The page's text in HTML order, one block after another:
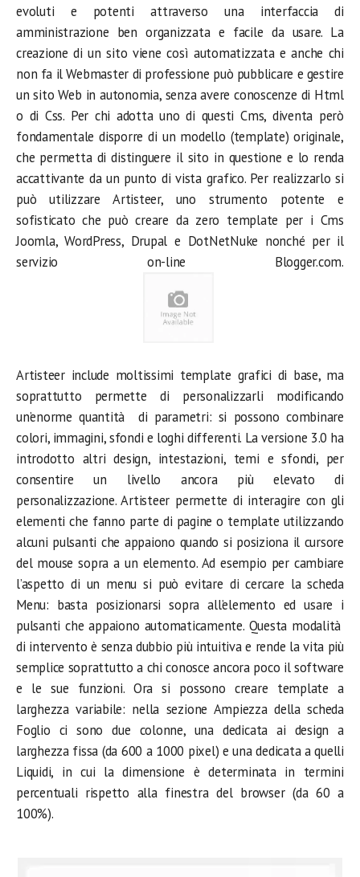
evoluti e potenti attraverso una interfaccia di
amministrazione ben organizzata e facile da usare. La
creazione di un sito viene così automatizzata e anche chi
non fa il Webmaster di professione può pubblicare e gestire
un sito Web in autonomia, senza avere conoscenze di Html
o di Css. Per chi adotta uno di questi Cms, diventa però
fondamentale disporre di un modello (template) originale,
che permetta di distinguere il sito in questione e lo renda
accattivante da un punto di vista grafico. Per realizzarlo si
può utilizzare Artisteer, uno strumento potente e
sofisticato che può creare da zero template per i Cms
Joomla, WordPress, Drupal e DotNetNuke nonché per il
servizio on-line Blogger.com.
Artisteer include moltissimi template grafici di base, ma
soprattutto permette di personalizzarli modificando
un’enorme quantità di parametri: si possono combinare
colori, immagini, sfondi e loghi differenti. La versione 3.0 ha
introdotto altri design, intestazioni, temi e sfondi, per
consentire un livello ancora più elevato di
personalizzazione. Artisteer permette di interagire con gli
elementi che fanno parte di pagine o template utilizzando
alcuni pulsanti che appaiono quando si posiziona il cursore
del mouse sopra a un elemento. Ad esempio per cambiare
l’aspetto di un menu si può evitare di cercare la scheda
Menu: basta posizionarsi sopra all’elemento ed usare i
pulsanti che appaiono automaticamente. Questa modalità
di intervento è senza dubbio più intuitiva e rende la vita più
semplice soprattutto a chi conosce ancora poco il software
e le sue funzioni. Ora si possono creare template a
larghezza variabile: nella sezione Ampiezza della scheda
Foglio ci sono due colonne, una dedicata ai design a
larghezza fissa (da 600 a 1000 pixel) e una dedicata a quelli
Liquidi, in cui la dimensione è determinata in termini
percentuali rispetto alla finestra del browser (da 60 a
100%).